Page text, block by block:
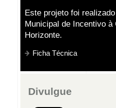
Este projeto foi
Municipal de Incentivo à
Horizonte.
Ficha Técnica
Divulgue